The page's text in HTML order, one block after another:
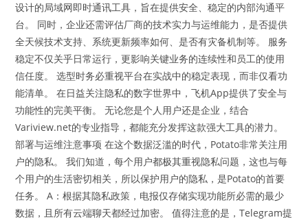
设计的局域网即时通讯工具，旨在提供安全、稳定的内部沟通平
台。 同时，企业还需评估厂商的技术实力与运维能力，是否提供
全天候技术支持、系统更新频率如何、是否有灾备机制等。 服务
稳定不仅关乎日常运行，更影响关键业务的连续性和员工的使用
信任度。 选型时务必重视平台在实战中的稳定表现，而非仅看功
能清单。 在日益关注隐私的数字世界中，飞机App提供了安全与
功能性的完美平衡。 无论您是个人用户还是企业，结合
Variview.net的专业指导，都能充分发挥这款强大工具的潜力。
部署与运维注意事项 在这个数据泛滥的时代，Potato非常关注用
户的隐私。 我们知道，每个用户都极其重视隐私问题，这也与每
个用户的生活密切相关，所以保护用户的隐私，是Potato的首要
任务。 A：根据其隐私政策，电报仅存储实现功能所必需的最少
数据，且所有云端聊天都经过加密。 值得注意的是，Telegram提